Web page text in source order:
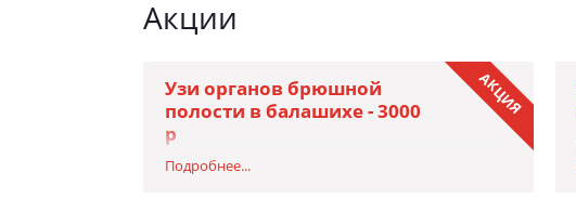
Акции
АКЦИЯ
Узи органов брюшной
полости в балашихе - 3000
р
В клинике «Галимед» проводится комплексное
Подробнее...